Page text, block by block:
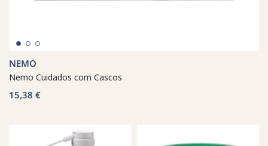
NEMO
Nemo Cuidados com Cascos
15,38 €